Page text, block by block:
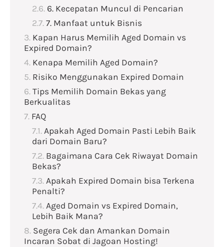
6. Kecepatan Muncul di Pencarian
7. Manfaat untuk Bisnis
Kapan Harus Memilih Aged Domain vs
Expired Domain?
Kenapa Memilih Aged Domain?
Risiko Menggunakan Expired Domain
Tips Memilih Domain Bekas yang
Berkualitas
FAQ
Apakah Aged Domain Pasti Lebih Baik
dari Domain Baru?
Bagaimana Cara Cek Riwayat Domain
Bekas?
Apakah Expired Domain bisa Terkena
Penalti?
Aged Domain vs Expired Domain,
Lebih Baik Mana?
Segera Cek dan Amankan Domain
Incaran Sobat di Jagoan Hosting!